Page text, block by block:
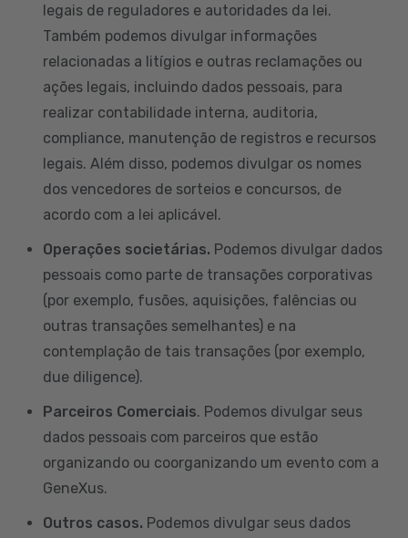
legais de reguladores e autoridades da lei.
Também podemos divulgar informações
relacionadas a litígios e outras reclamações ou
ações legais, incluindo dados pessoais, para
realizar contabilidade interna, auditoria,
compliance, manutenção de registros e recursos
legais. Além disso, podemos divulgar os nomes
dos vencedores de sorteios e concursos, de
acordo com a lei aplicável.
Operações societárias. Podemos divulgar dados
pessoais como parte de transações corporativas
(por exemplo, fusões, aquisições, falências ou
outras transações semelhantes) e na
contemplação de tais transações (por exemplo,
due diligence).
Parceiros Comerciais. Podemos divulgar seus
dados pessoais com parceiros que estão
organizando ou coorganizando um evento com a
GeneXus.
Outros casos. Podemos divulgar seus dados